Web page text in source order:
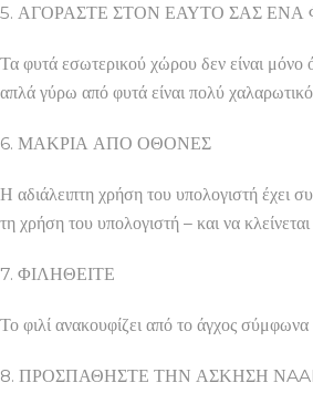
5. ΑΓΟΡΑΣΤΕ ΣΤΟΝ ΕΑΥΤΟ ΣΑΣ ΕΝΑ
Τα φυτά εσωτερικού χώρου δεν είναι μόνο
απλά γύρω από φυτά είναι πολύ
6. ΜΑΚΡΙΑ ΑΠΟ ΟΘΟΝΕΣ
Η αδιάλειπτη χρήση του υπολογιστή έχει
τη χρήση του υπολογιστή – και να
7. ΦΙΛΗΘΕΙΤΕ
Το φιλί ανακουφίζει από το άγχος
8. ΠΡΟΣΠΑΘΗΣΤΕ ΤΗΝ ΑΣΚΗΣΗ